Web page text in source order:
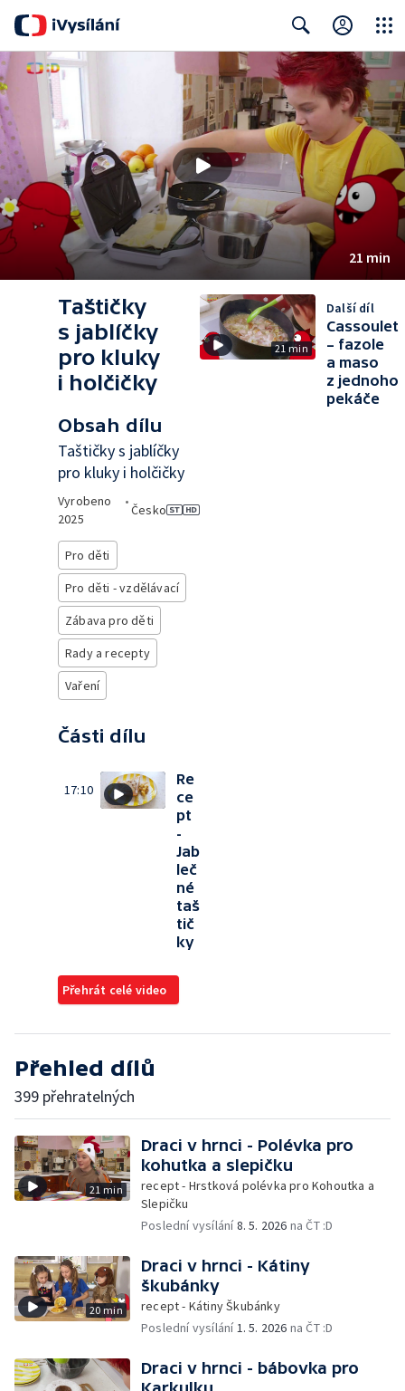
Search Close
21 min
Taštičky
s jablíčky
pro kluky
i holčičky
Obsah dílu
Taštičky s jablíčky
pro kluky i holčičky
Vyrobeno
2025
•
Česko
Pro děti
Pro děti - vzdělávací
Zábava pro děti
Rady a recepty
Vaření
Části dílu
17:10
Re
ce
pt
-
Jab
leč
né
taš
tič
ky
Přehrát celé video
21 min
Další díl
Cassoulet
– fazole
a maso
z jednoho
pekáče
Přehled dílů
399 přehratelných
21 min
Draci v hrnci - Polévka pro
kohutka a slepičku
recept - Hrstková polévka pro Kohoutka a
Slepičku
Poslední vysílání8. 5. 2026 na ČT :D
20 min
Draci v hrnci - Kátiny
škubánky
recept - Kátiny Škubánky
Poslední vysílání1. 5. 2026 na ČT :D
Draci v hrnci - bábovka pro